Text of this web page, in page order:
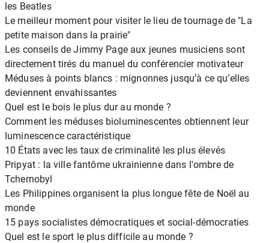
les Beatles
Le meilleur moment pour visiter le lieu de tournage de "La
petite maison dans la prairie"
Les conseils de Jimmy Page aux jeunes musiciens sont
directement tirés du manuel du conférencier motivateur
Méduses à points blancs : mignonnes jusqu’à ce qu’elles
deviennent envahissantes
Quel est le bois le plus dur au monde ?
Comment les méduses bioluminescentes obtiennent leur
luminescence caractéristique
10 États avec les taux de criminalité les plus élevés
Pripyat : la ville fantôme ukrainienne dans l'ombre de
Tchernobyl
Les Philippines organisent la plus longue fête de Noël au
monde
15 pays socialistes démocratiques et social-démocraties
Quel est le sport le plus difficile au monde ?